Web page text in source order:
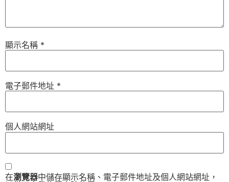
顯示名稱 *
電子郵件地址 *
個人網站網址
在瀏覽器中儲存顯示名稱、電子郵件地址及個人網站網址，